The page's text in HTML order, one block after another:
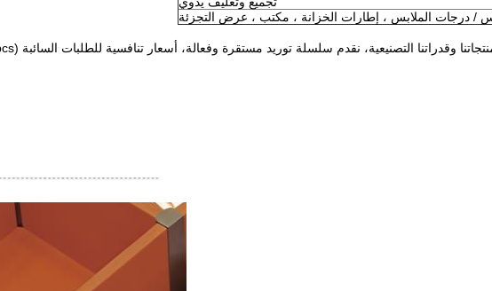
/ درجات الملابس ، إطارات الخزانة ، مكتب ، عرض التجزئة